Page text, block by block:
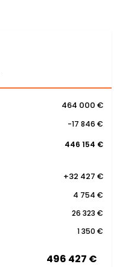
464 000 €
-17 846 €
446 154 €
+32 427 €
4 754 €
26 323 €
1 350 €
496 427 €